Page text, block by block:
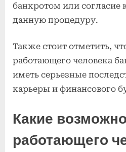
банкротом или согласие
данную процедуру.
Также стоит отметить,
работающего человека
иметь серьезные
карьеры и финансового
Какие
работающего